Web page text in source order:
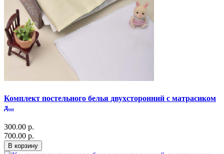
Комплект постельного белья двухсторонний с матрасиком
д...
300.00 р.
700.00 р.
В корзину